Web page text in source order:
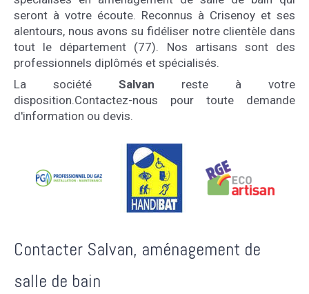
seront à votre écoute. Reconnus à Crisenoy et ses
alentours, nous avons su fidéliser notre clientèle dans
tout le département (77). Nos artisans sont des
professionnels diplômés et spécialisés.
La société Salvan reste à votre
disposition.Contactez-nous pour toute demande
d'information ou devis.
Contacter Salvan, aménagement de
salle de bain